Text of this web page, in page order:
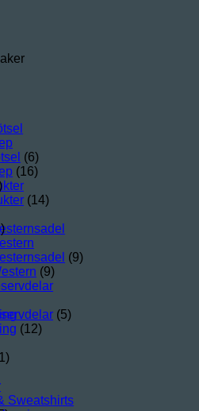
Sweatshirts
(6)
(16)
(14)
(9)
(9)
(5)
(12)